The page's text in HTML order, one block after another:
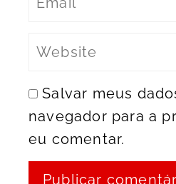
Salvar meus
navegador para a
eu comentar.